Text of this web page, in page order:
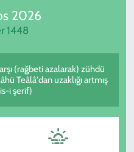
2026
1448
(rağbeti azalarak) zühdü
Teâlâ'dan uzaklığı artmış
i şerif)